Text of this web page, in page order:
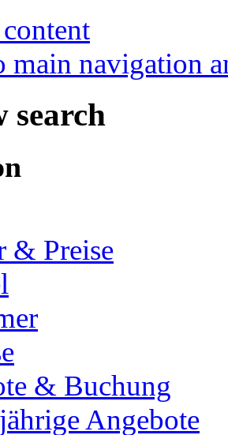
main navigation
search
& Preise
& Buchung
Angebote